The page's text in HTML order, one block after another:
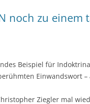
noch zu einem
Beispiel für
Einwandswort –
Ziegler mal